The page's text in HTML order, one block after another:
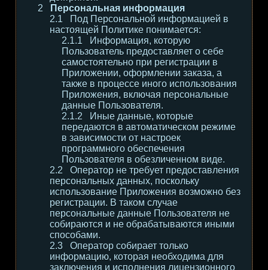
Персональная информация
Под Персональной информацией в
настоящей Политике понимается:
Информация, которую
Пользователь предоставляет о себе
самостоятельно при регистрации в
Приложении, оформлении заказа, а
также в процессе иного использования
Приложения, включая персональные
данные Пользователя.
Иные данные, которые
передаются в автоматическом режиме
в зависимости от настроек
программного обеспечения
Пользователя в обезличенном виде.
Оператор не требует предоставления
персональных данных, поскольку
использование Приложения возможно без
регистрации. В таком случае
персональные данные Пользователя не
собираются и не обрабатываются иными
способами.
Оператор собирает только
информацию, которая необходима для
заключения и исполнения лицензионного